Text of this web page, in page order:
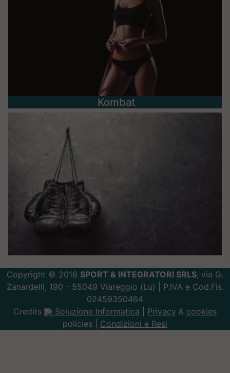
Kombat
Copyright © 2018 SPORT & INTEGRATORI SRLS, via G.
Zanardelli, 190 - 55049 Viareggio (Lu) | P.IVA e Cod.Fis.
02459350464
Credits
Soluzione Informatica Privacy & cookies
policies | Condizioni e Resi